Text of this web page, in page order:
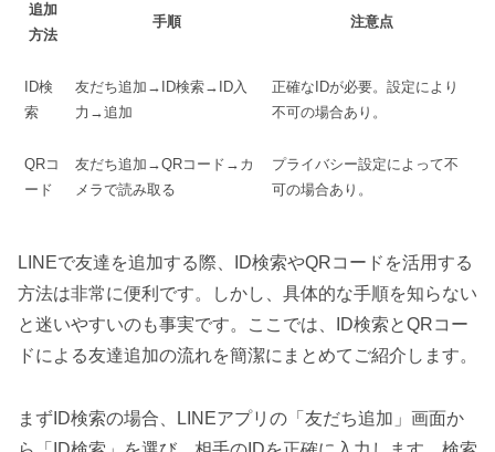
追加
方法
手順 注意点
ID検
索
友だち追加→ID検索→ID入
力→追加
正確なIDが必要。設定により
不可の場合あり。
QRコ
ード
友だち追加→QRコード→カ
メラで読み取る
プライバシー設定によって不
可の場合あり。
LINEで友達を追加する際、ID検索やQRコードを活用する
方法は非常に便利です。しかし、具体的な手順を知らない
と迷いやすいのも事実です。ここでは、ID検索とQRコー
ドによる友達追加の流れを簡潔にまとめてご紹介します。
まずID検索の場合、LINEアプリの「友だち追加」画面か